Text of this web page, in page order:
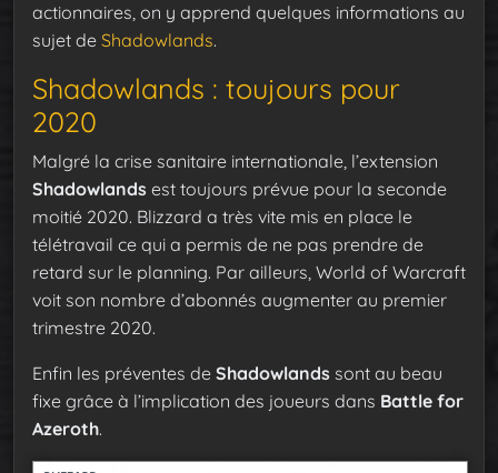
actionnaires, on y apprend quelques informations au
sujet de Shadowlands.
Shadowlands : toujours pour
2020
Malgré la crise sanitaire internationale, l’extension
Shadowlands est toujours prévue pour la seconde
moitié 2020. Blizzard a très vite mis en place le
télétravail ce qui a permis de ne pas prendre de
retard sur le planning. Par ailleurs, World of Warcraft
voit son nombre d’abonnés augmenter au premier
trimestre 2020.
Enfin les préventes de Shadowlands sont au beau
fixe grâce à l’implication des joueurs dans Battle for
Azeroth.